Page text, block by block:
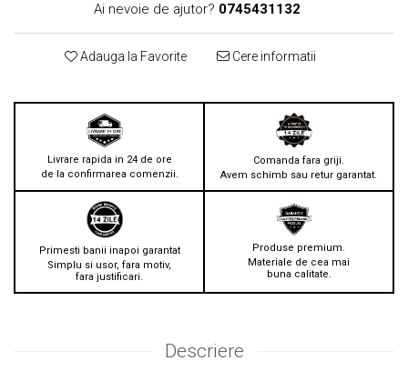
Ai nevoie de ajutor? 0745431132
Adauga la Favorite Cere informatii
Livrare rapida in 24 de ore
de la confirmarea comenzii.
Comanda fara griji.
Avem schimb sau retur garantat.
Primesti banii inapoi garantat
Simplu si usor, fara motiv,
fara justificari.
Produse premium.
Materiale de cea mai
buna calitate.
Descriere